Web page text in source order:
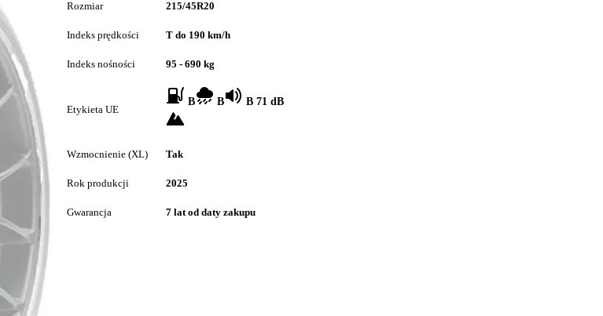
Rozmiar 215/45R20
Indeks prędkości T do 190 km/h
Indeks nośności 95 - 690 kg
Etykieta UE
B B B 71 dB
Wzmocnienie (XL) Tak
Rok produkcji 2025
Gwarancja 7 lat od daty zakupu